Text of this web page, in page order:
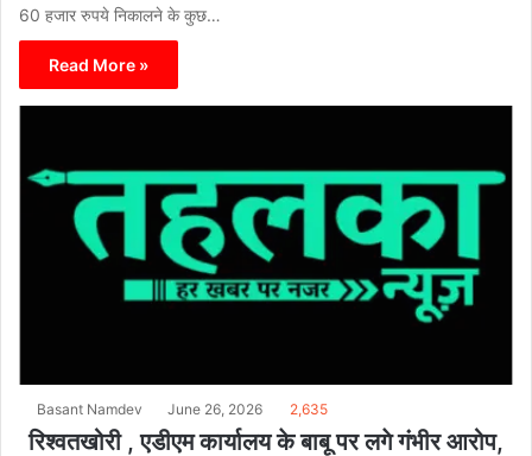
60 हजार रुपये निकालने के कुछ…
Read More »
Basant Namdev June 26, 2026 2,635
रिश्वतखोरी , एडीएम कार्यालय के बाबू पर लगे गंभीर आरोप,